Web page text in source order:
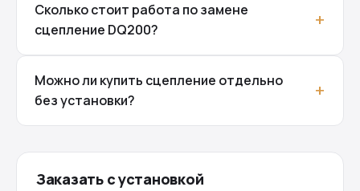
Сколько стоит работа по замене
сцепление DQ200?
Можно ли купить сцепление отдельно
без установки?
Заказать с установкой